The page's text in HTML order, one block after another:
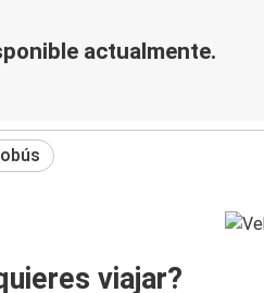
actualmente.
viajar?